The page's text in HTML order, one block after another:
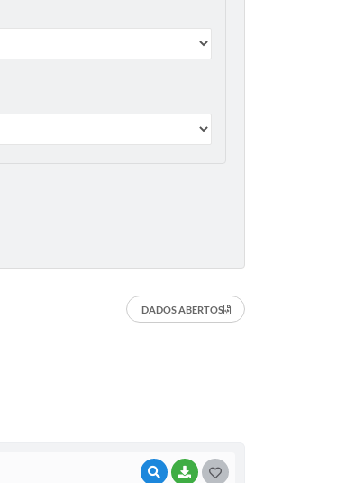
DADOS ABERTOS
VISUALIZAR
BAIXAR